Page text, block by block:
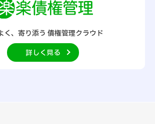
く、寄り添う 債権管理クラウド
詳しく見る